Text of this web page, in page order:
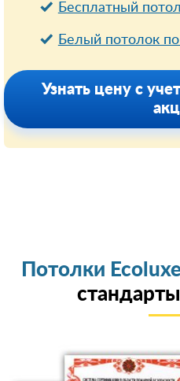
Бесплатный
Белый потолок
Узнать цену с
Потолки